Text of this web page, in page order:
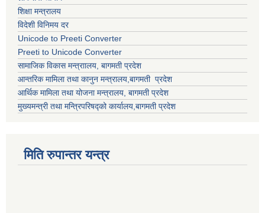
शिक्षा मन्त्रालय
विदेशी विनिमय दर
Unicode to Preeti Converter
Preeti to Unicode Converter
सामाजिक विकास मन्त्राालय, बागमती प्रदेश
आन्तरिक मामिला तथा कानुन मन्त्रालय,बागमती प्रदेश
आर्थिक मामिला तथा योजना मन्त्रालय, बागमती प्रदेश
मुख्यमन्त्री तथा मन्त्रिपरिषद्को कार्यालय,बागमती प्रदेश
मिति रुपान्तर यन्त्र